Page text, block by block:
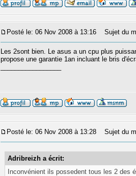
Posté le: 06 Nov 2008 à 13:16 Sujet du
Les 2sont bien. Le asus a un cpu plus
propose une garantie 1an incluant le bris
Posté le: 06 Nov 2008 à 13:28 Sujet du
Adribreizh a écrit:
Inconvénient ils possedent tous les 2 des